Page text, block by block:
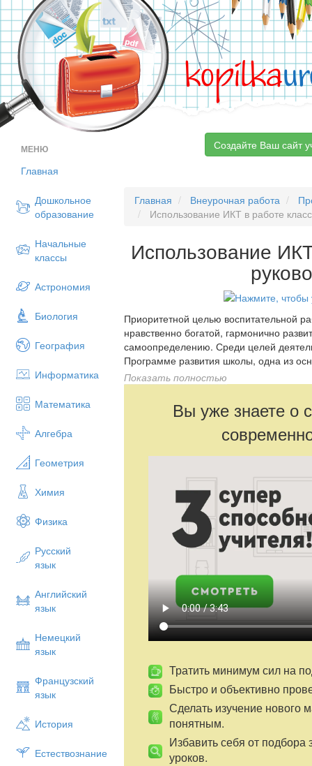
kopilka
МЕНЮ
Главная
Дошкольное
образование
Начальные
классы
Астрономия
Биология
География
Информатика
Математика
Алгебра
Геометрия
Химия
Физика
Русский
язык
Английский
язык
Немецкий
язык
Французский
язык
История
Естествознание
Создайте Ваш сайт
Главная Внеурочная работа
Использование ИКТ в работе
Использование
Приоритетной целью воспитательной
нравственно богатой, гармонично
самоопределению. Среди целей
Программе развития школы, одна из
интересов посредством внедрения
методик; гуманизация
условий для развития личности в ходе
образовательного процесса.
Показать полностью
Вы уже знаете о
Тратить минимум сил на
Быстро и объективно
Сделать изучение нового
понятным.
Избавить себя от подбора
уроков.